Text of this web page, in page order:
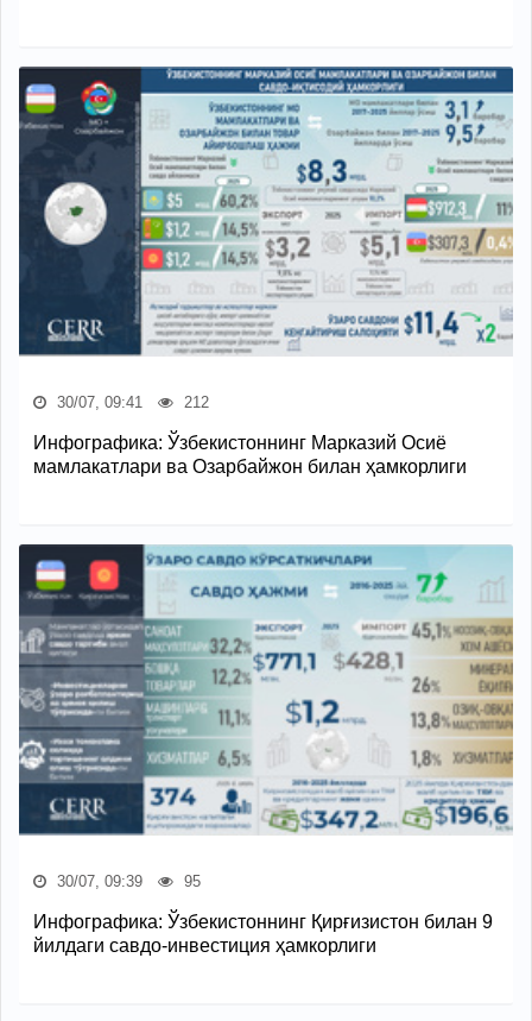
30/07, 09:41 212
Инфографика: Ўзбекистоннинг Марказий Осиё
мамлакатлари ва Озарбайжон билан ҳамкорлиги
30/07, 09:39 95
Инфографика: Ўзбекистоннинг Қирғизистон билан 9
йилдаги савдо-инвестиция ҳамкорлиги